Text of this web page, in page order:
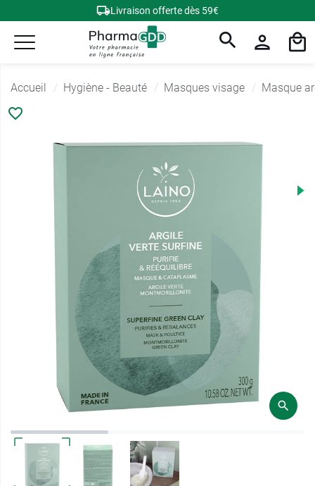
Livraison offerte dès 59€
Accueil Hygiène - Beauté Masques visage Masque